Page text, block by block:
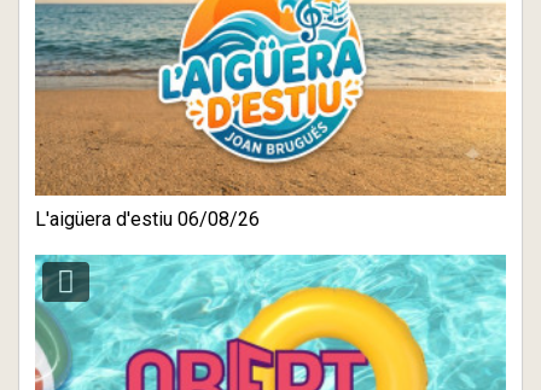
L'aigüera d'estiu 06/08/26